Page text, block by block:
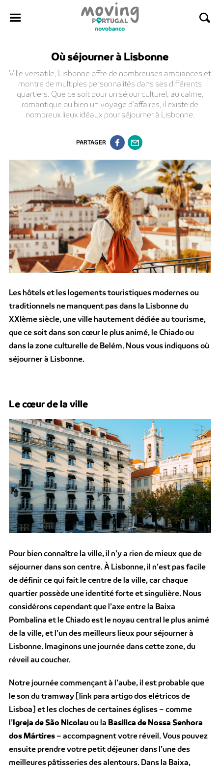
contenu
Où séjourner à Lisbonne
Ville versatile, Lisbonne offre de nombreuses ambiances et
montre de multiples personnalités dans ses différents
quartiers. Que ce soit pour un séjour culturel, au calme,
romantique ou bien un voyage d'affaires, il existe de
nombreux lieux idéaux pour séjourner à Lisbonne.
PARTAGER
Les hôtels et les logements touristiques modernes ou
traditionnels ne manquent pas dans la Lisbonne du
XXIème siècle, une ville hautement dédiée au tourisme,
que ce soit dans son cœur le plus animé, le Chiado ou
dans la zone culturelle de Belém. Nous vous indiquons où
séjourner à Lisbonne.
Le cœur de la ville
Pour bien connaître la ville, il n’y a rien de mieux que de
séjourner dans son centre. À Lisbonne, il n’est pas facile
de définir ce qui fait le centre de la ville, car chaque
quartier possède une identité forte et singulière. Nous
considérons cependant que l’axe entre la Baixa
Pombalina et le Chiado est le noyau central le plus animé
de la ville, et l’un des meilleurs lieux pour séjourner à
Lisbonne. Imaginons une journée dans cette zone, du
réveil au coucher.
Notre journée commençant à l’aube, il est probable que
le son du tramway [link para artigo dos elétricos de
Lisboa] et les cloches de certaines églises – comme
l’Igreja de São Nicolauou la Basilica de Nossa Senhora
dos Mártires– accompagnent votre réveil. Vous pouvez
ensuite prendre votre petit déjeuner dans l’une des
meilleures pâtisseries des alentours. Dans la Baixa,